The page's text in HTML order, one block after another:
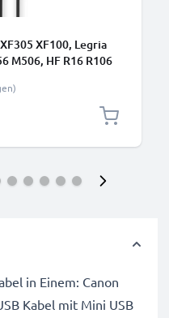
XF100, Legria
M506, HF R16 R106
Blu-Ray, Kamera,
Audio-Video
in Einem: Canon
Kabel mit Mini USB